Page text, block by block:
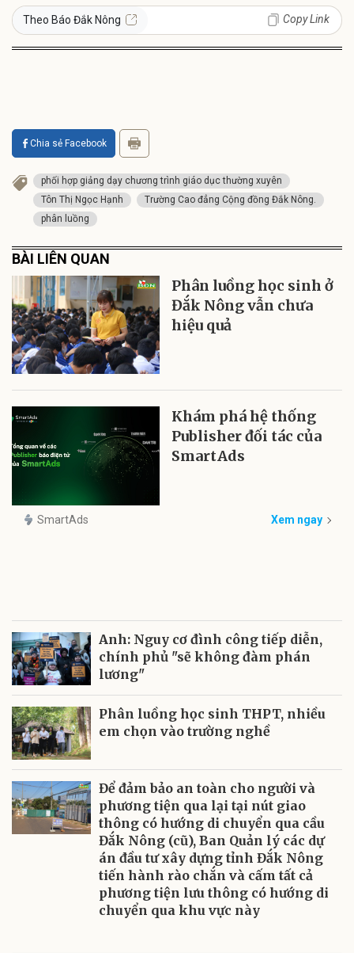
Theo Báo Đắk Nông Copy Link
Chia sẻ Facebook
phối hợp giảng dạy chương trình giáo dục thường xuyên
Tôn Thị Ngọc Hạnh
Trường Cao đẳng Cộng đồng Đắk Nông.
phân luồng
BÀI LIÊN QUAN
Phân luồng học sinh ở
Đắk Nông vẫn chưa
hiệu quả
Khám phá hệ thống
Publisher đối tác của
SmartAds
SmartAds Xem ngay
Anh: Nguy cơ đình công tiếp diễn,
chính phủ "sẽ không đàm phán
lương"
Phân luồng học sinh THPT, nhiều
em chọn vào trường nghề
Để đảm bảo an toàn cho người và
phương tiện qua lại tại nút giao
thông có hướng di chuyển qua cầu
Đắk Nông (cũ), Ban Quản lý các dự
án đầu tư xây dựng tỉnh Đắk Nông
tiến hành rào chắn và cấm tất cả
phương tiện lưu thông có hướng di
chuyển qua khu vực này